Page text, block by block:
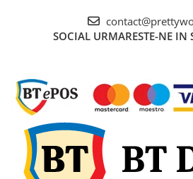
SOCIAL URMARESTE-NE IN